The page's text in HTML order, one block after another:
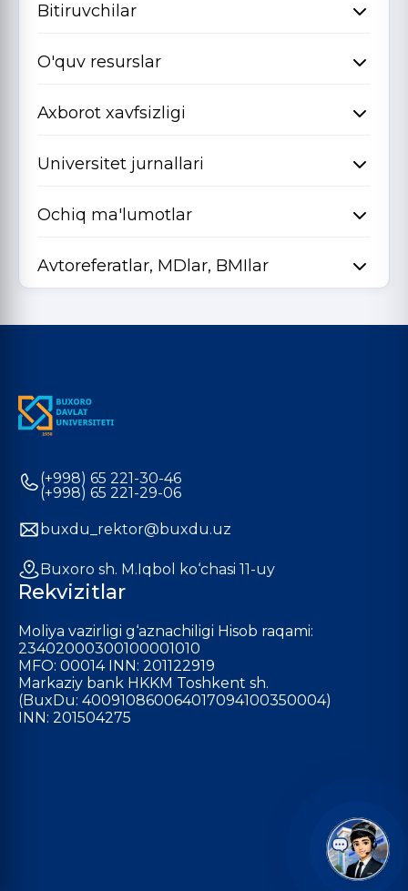
Bitiruvchilar
O'quv resurslar
Axborot xavfsizligi
Universitet jurnallari
Ochiq ma'lumotlar
Avtoreferatlar, MDlar, BMIlar
(+998) 65 221-30-46
(+998) 65 221-29-06
buxdu_rektor@buxdu.uz
Buxoro sh. M.Iqbol ko‘chasi 11-uy
Rekvizitlar
Moliya vazirligi g‘aznachiligi Hisob raqami:
23402000300100001010
MFO: 00014 INN: 201122919
Markaziy bank HKKM Toshkent sh.
(BuxDu: 400910860064017094100350004)
INN: 201504275